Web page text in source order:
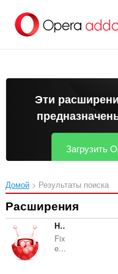
перейти
Эти
Загрузить
Домой Результаты поиска
Расширения
Hotot+
Fix
e...